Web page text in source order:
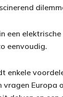
een
eenvoudig.
vragen Europa